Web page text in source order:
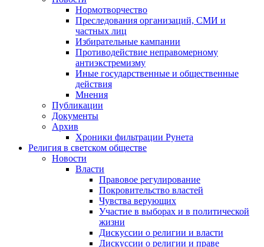
Нормотворчество
Преследования организаций, СМИ и
частных лиц
Избирательные кампании
Противодействие неправомерному
антиэкстремизму
Иные государственные и общественные
действия
Мнения
Публикации
Документы
Архив
Хроники фильтрации Рунета
Религия в светском обществе
Новости
Власти
Правовое регулирование
Покровительство властей
Чувства верующих
Участие в выборах и в политической
жизни
Дискуссии о религии и власти
Дискуссии о религии и праве